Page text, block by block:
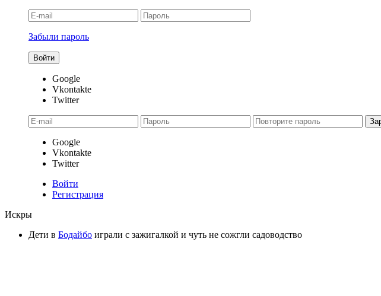
Забыли пароль
Google
Vkontakte
Twitter
Google
Vkontakte
Twitter
Войти
Регистрация
Искры
Дети в Бодайбо играли с зажигалкой и чуть не сожгли садоводство